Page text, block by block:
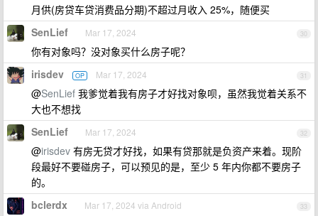
月供(房贷车贷消费品分期)不超过月收入 25%，随便买
30
SenLief Mar 17, 2024
你有对象吗？没对象买什么房子呢？
31
irisdev OP Mar 17, 2024
@SenLief 我爹觉着我有房子才好找对象呗，虽然我觉着关系不
大也不想找
32
SenLief Mar 17, 2024
@irisdev 有房无贷才好找，如果有贷那就是负资产来着。现阶
段最好不要碰房子，可以预见的是，至少 5 年内你都不要房子
的。
33
bclerdx Mar 17, 2024 via Android